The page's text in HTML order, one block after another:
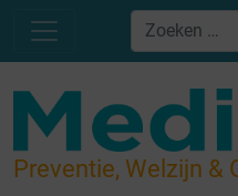
Preventie, Welzijn &